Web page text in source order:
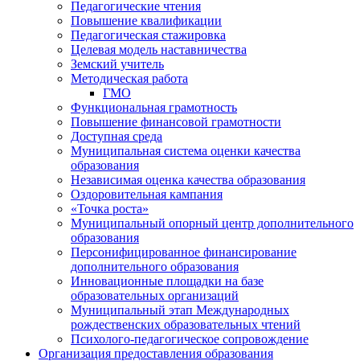
Педагогические чтения
Повышение квалификации
Педагогическая стажировка
Целевая модель наставничества
Земский учитель
Методическая работа
ГМО
Функциональная грамотность
Повышение финансовой грамотности
Доступная среда
Муниципальная система оценки качества
образования
Независимая оценка качества образования
Оздоровительная кампания
«Точка роста»
Муниципальный опорный центр дополнительного
образования
Персонифицированное финансирование
дополнительного образования
Инновационные площадки на базе
образовательных организаций
Муниципальный этап Международных
рождественских образовательных чтений
Психолого-педагогическое сопровождение
Организация предоставления образования